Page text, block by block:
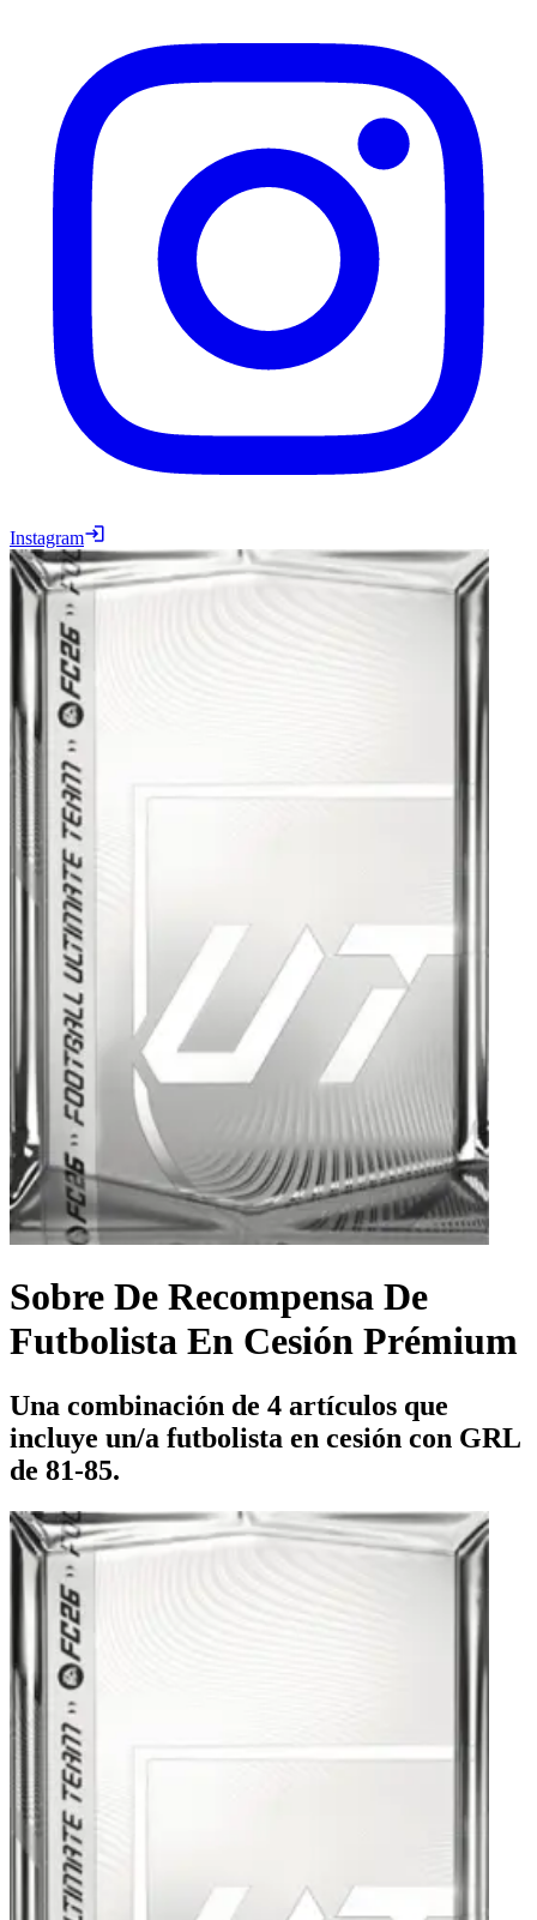
Instagram
Sobre De Recompensa De
Futbolista En Cesión Prémium
Una combinación de 4 artículos que
incluye un/a futbolista en cesión con GRL
de 81-85.